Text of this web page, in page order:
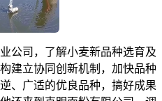
司，了解小麦新品种选育及
建立协同创新机制，加快品种
、广适的优良品种，搞好成果